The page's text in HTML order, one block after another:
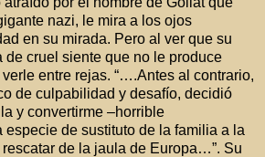
nazi, le mira a los ojos
en su mirada. Pero al ver que su
de cruel siente que no le produce
entre rejas. “….Antes al contrario,
de culpabilidad y desafío, decidió
y convertirme –horrible
especie de sustituto de la familia a la
de la jaula de Europa…”. Su